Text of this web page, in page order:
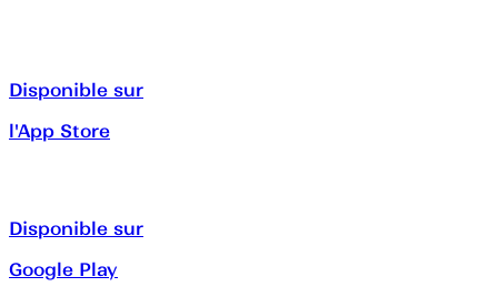
Disponible sur
l'App Store
Disponible sur
Google Play